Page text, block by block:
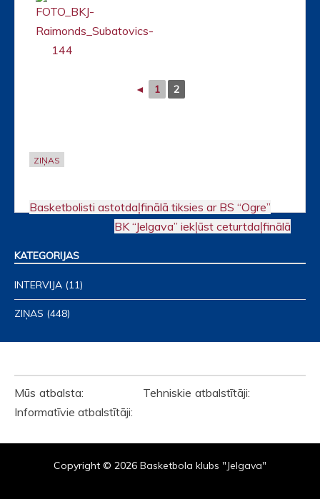
◄ 1 2
ZIŅAS
Post
Basketbolisti astotdaļfinālā tiksies ar BS “Ogre”
BK “Jelgava” iekļūst ceturtdaļfinālā
KATEGORIJAS
INTERVIJA (11)
ZIŅAS (448)
Mūs atbalsta: Tehniskie atbalstītāji:
Informatīvie atbalstītāji:
Copyright © 2026 Basketbola klubs "Jelgava"